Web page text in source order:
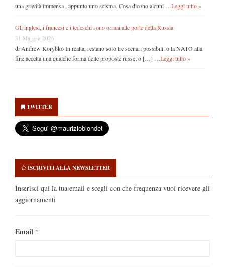
una gravità immensa , appunto uno scisma. Cosa dicono alcuni … Leggi tutto »
Gli inglesi, i francesi e i tedeschi sono ormai alle porte della Russia
31 Maggio 2026
di Andrew Korybko In realtà, restano solo tre scenari possibili: o la NATO alla
fine accetta una qualche forma delle proposte russe; o […] … Leggi tutto »
Sidebar
TWITTER
ISCRIVITI ALLA NEWSLETTER
Inserisci qui la tua email e scegli con che frequenza vuoi ricevere gli
aggiornamenti
Email *